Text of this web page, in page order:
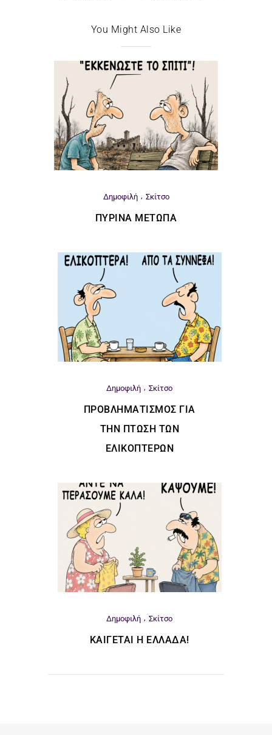
You Might Also Like
Δημοφιλή Σκίτσο
ΠΎΡΙΝΑ ΜΈΤΩΠΑ
Δημοφιλή Σκίτσο
ΠΡΟΒΛΗΜΑΤΙΣΜΌΣ ΓΙΑ
ΤΗΝ ΠΤΏΣΗ ΤΩΝ
ΕΛΙΚΟΠΤΈΡΩΝ
Δημοφιλή Σκίτσο
ΚΑΊΓΕΤΑΙ Η ΕΛΛΆΔΑ!